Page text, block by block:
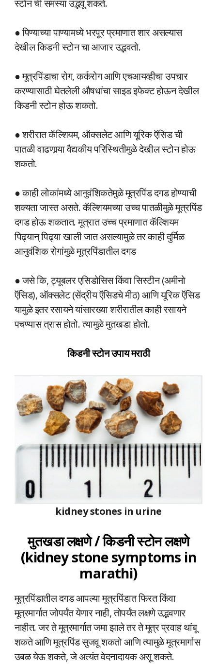
स्टोन ची समस्या उद्भवू शकते.
● पिण्याच्या पाण्यामध्ये भरपूर प्रमाणात शार असल्यास
देखील किडनी स्टोन चा आजार उद्भवतो.
● मूत्रपिंडाचा रोग, कर्करोग आणि एचआयव्हीचा उपचार
करण्यासाठी घेतलेली औषधांचा साइड इफेक्ट होऊन देखील
किडनी स्टोन होऊ शकतो.
● शरीरात कॅल्शियम, ऑक्सलेट आणि यूरिक ऍसिड ची
पातळी वाढणार्‍या वैद्यकीय परिस्थितीमुळे देखील स्टोन होऊ
शकतो.
● काही लोकांमध्ये आनुवंशिकतेमुळे मूत्रपिंड दगड होण्याची
शक्यता जास्त असते. कॅल्शियमच्या उच्च पातळीमुळे मूत्रपिंड
दगड होऊ शकतात. मूत्रात उच्च प्रमाणात कॅल्शियम
पिढ्यान् पिढ्या खाली जात असल्यामुळे तर काही दुर्मिळ
आनुवंशिक रोगांमुळे मूत्रपिंडातील दगड
● जसे कि, ट्यूबलर एसिडोसिस किंवा सिस्टीन (अमीनो
ऍसिड), ऑक्सलेट (सेंद्रीय ऍसिडचे मीठ) आणि यूरिक ऍसिड
यामुळे इतर रसायने यांसारख्या शरीरातील काही रसायने
पचण्यास त्रास होतो. त्यामुळे मुतखडा होतो.
किडनी स्टोन उपाय मराठी
kidney stones in urine
मुतखडा लक्षणे / किडनी स्टोन लक्षणे
(kidney stone symptoms in
marathi)
मूत्रपिंडातील दगड आपल्या मूत्रपिंडात फिरत किंवा
मूत्रमार्गात जोपर्यंत येणार नाही, तोपर्यंत लक्षणे उद्भवणार
नाहीत. जर ते मूत्रमार्गात जमा झाले तर ते मूत्र प्रवाह थांबू
शकते आणि मूत्रपिंड सुजवू शकतो आणि त्यामुळे मूत्रमार्गास
उबळ येऊ शकते, जे अत्यंत वेदनादायक असू शकते.